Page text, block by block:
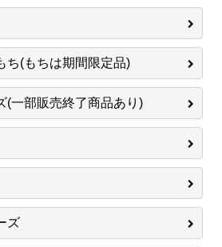
ち(もちは期間限定品)
(一部販売終了商品あり)
ズ